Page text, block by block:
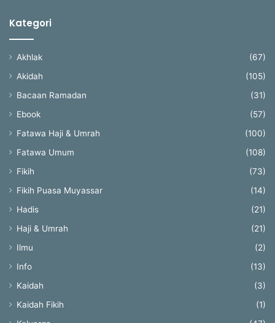
Kategori
Akhlak
(67)
Akidah
(105)
Bacaan Ramadan
(31)
Ebook
(57)
Fatawa Haji & Umrah
(100)
Fatawa Umum
(108)
Fikih
(73)
Fikih Puasa Muyassar
(14)
Hadis
(21)
Haji & Umrah
(21)
Ilmu
(2)
Info
(13)
Kaidah
(3)
Kaidah Fikih
(1)